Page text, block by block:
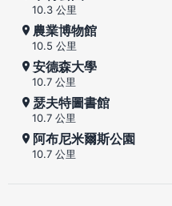
10.3 公里
農業博物館
10.5 公里
安德森大學
10.7 公里
瑟夫特圖書館
10.7 公里
阿布尼米爾斯公園
10.7 公里